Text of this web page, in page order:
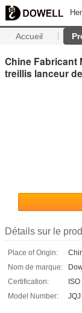
Accueil
Chine Fabricant
treillis lanceur
Détails sur le
Place of Origin:
Nom de marque:
Certification:
Model Number: